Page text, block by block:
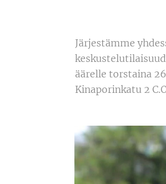
Järjestämme
äärelle torstaina
Kinaporinkatu 2